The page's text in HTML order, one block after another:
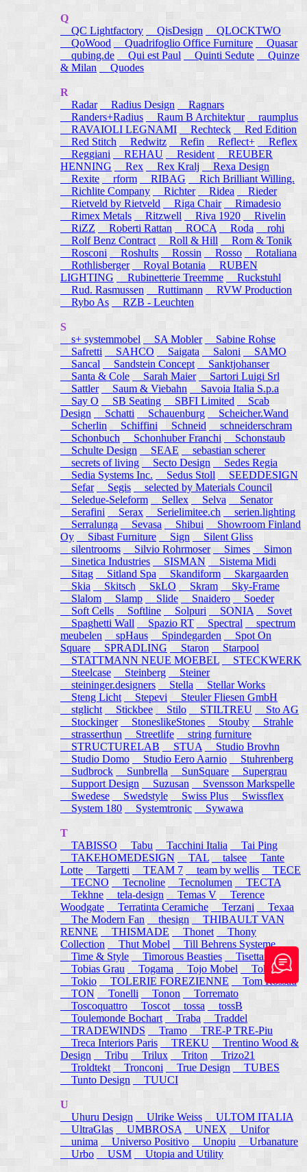
Q
QC Lightfactory
QisDesign
QLOCKTWO
QoWood Quadrifoglio Office Furniture
Quasar
qubing.de
Qui est Paul Quinti Sedute
Quinze
& Milan
Quodes
R
Radar
Radius Design
Ragnars
Randers+Radius
Raum B Architektur raumplus
RAVAIOLI LEGNAMI
Rechteck
Red Edition
Red Stitch
Redwitz Refin Reflect+
Reflex
Reggiani
REHAU Resident
REUBER
HENNING
Rex Rex Kralj
Rexa Design
Rexite
rform RIBAG
Rich Brilliant Willing.
Richlite Company
Richter Ridea
Rieder
Rietveld by Rietveld
Riga Chair
Rimadesio
Rimex Metals
Ritzwell Riva 1920
Rivelin
RiZZ
Roberti Rattan ROCA Roda
rohi
Rolf Benz Contract
Roll & Hill
Rom & Tonik
Rosconi Roshults Rossin Rosso
Rotaliana
Rothlisberger
Royal Botania
RUBEN
LIGHTING
Rubinetterie Treemme
Ruckstuhl
Rud. Rasmussen
Ruttimann
RVW Production
Rybo As
RZB - Leuchten
S
s+ systemmobel
SA Mobler
Sabine Rohse
Safretti
SAHCO Saigata Saloni
SAMO
Sancal
Sandstein Concept
Sanktjohanser
Santa & Cole
Sarah Maier
Sartori Luigi Srl
Sattler
Saum & Viebahn
Savoia Italia S.p.a
Say O
SB Seating SBFI Limited
Scab
Design
Schatti Schauenburg
Scheicher.Wand
Scherlin
Schiffini Schneid
schneiderschram
Schonbuch
Schonhuber Franchi
Schonstaub
Schulte Design
SEAE
sebastian scherer
secrets of living
Secto Design
Sedes Regia
Sedia Systems Inc.
Sedus Stoll
SEEDDESIGN
Sefar
Segis
selected by Materials Council
Seledue-Seleform
Sellex Selva
Senator
Serafini
Serax Serielimitee.ch
serien.lighting
Serralunga
Sevasa Shibui
Showroom Finland
Oy
Sibast Furniture Sign
Silent Gliss
silentrooms
Silvio Rohrmoser Simes Simon
Sinetica Industries
SISMAN
Sistema Midi
Sitag
Sitland Spa Skandiform
Skargaarden
Skia
Skitsch SkLO Skram
Sky-Frame
Slalom
Slamp Slide Snaidero
Soeder
Soft Cells
Softline Solpuri SONIA
Sovet
Spaghetti Wall
Spazio RT Spectral
spectrum
meubelen
spHaus Spindegarden
Spot On
Square
SPRADLING Staron
Starpool
STATTMANN NEUE MOEBEL
STECKWERK
Steelcase
Steinberg
Steiner
steininger.designers
Stella Stellar Works
Steng Licht
Stepevi
Steuler Fliesen GmbH
stglicht
Stickbee Stilo STILTREU
Sto AG
Stockinger
StoneslikeStones Stouby
Strahle
strasserthun
Streetlife
string furniture
STRUCTURELAB
STUA
Studio Brovhn
Studio Domo
Studio Eero Aarnio
Stuhrenberg
Sudbrock
Sunbrella SunSquare
Supergrau
Support Design
Suzusan
Svensson Markspelle
Swedese
Swedstyle Swiss Plus
Swissflex
System 180
Systemtronic Sywawa
T
TABISSO
Tabu Tacchini Italia
Tai Ping
TAKEHOMEDESIGN
TAL talsee
Tante
Lotte
Targetti TEAM 7 team by wellis
TECE
TECNO
Tecnoline Tecnolumen
TECTA
Tekhne
tela-design Temas V
Terence
Woodgate
Terratinta Ceramiche Terzani
Texaa
The Modern Fan
thesign
THIBAULT VAN
RENNE
THISMADE Thonet
Thony
Collection
Thut Mobel
Till Behrens Systeme
Time & Style
Timorous Beasties
Tisettanta
Tobias Grau
Togama Tojo Mobel
Token
Tokio
TOLERIE FOREZIENNE
Tom Rossau
TON
Tonelli Tonon
Torremato
Toscoquattro
Toscot tossa
tossB
Toulemonde Bochart
Traba
Traddel
TRADEWINDS
Tramo
TRE-P TRE-Piu
Treca Interiors Paris
TREKU
Trentino Wood &
Design
Tribu Trilux Triton
Trizo21
Troldtekt Tronconi True Design
TUBES
Tunto Design
TUUCI
U
Uhuru Design
Ulrike Weiss
ULTOM ITALIA
UltraGlas
UMBROSA UNEX
Unifor
unima
Universo Positivo Unopiu
Urbanature
Urbo
USM Utopia and Utility